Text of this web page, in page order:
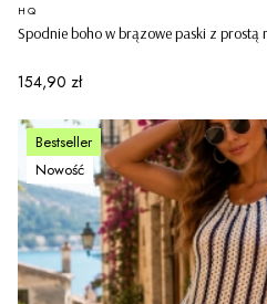
Spodnie boho w brązowe paski z prostą
PRODUCENT
HQ
Cena
154,90 zł
Bestseller
Nowość